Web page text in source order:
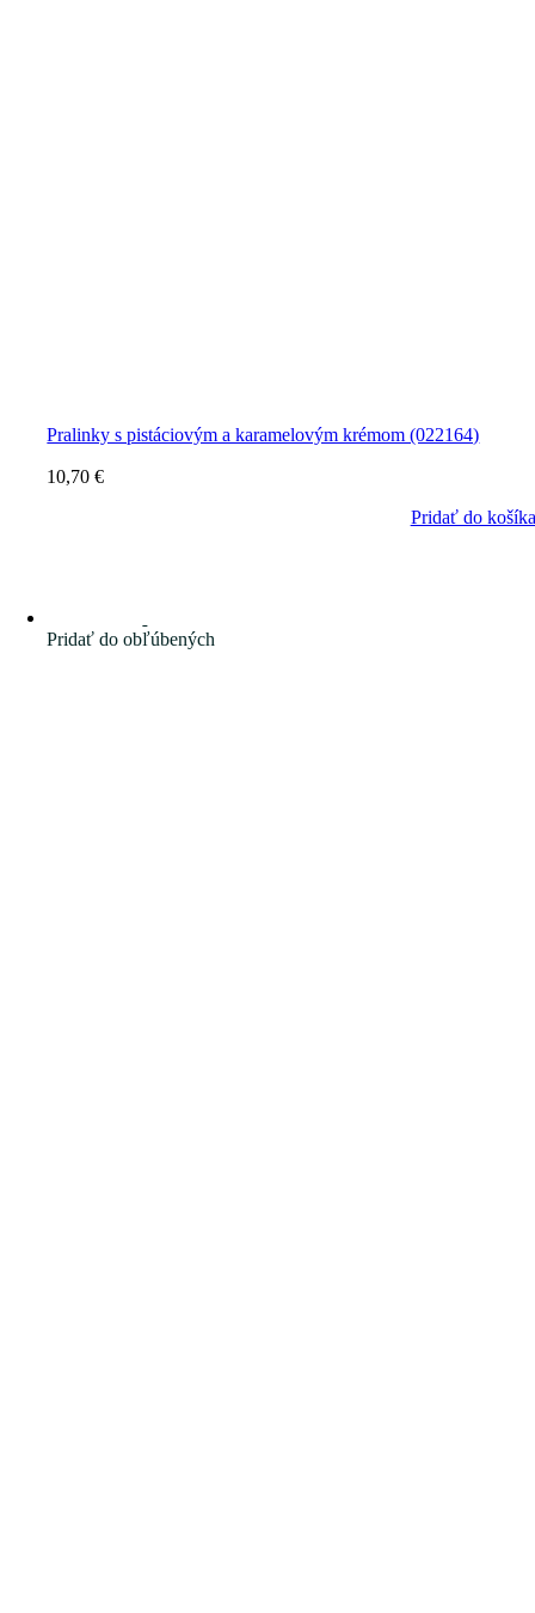
Pralinky s pistáciovým a karamelovým krémom (022164)
10,70€
Pridať do košíka
Pridať do obľúbených